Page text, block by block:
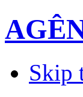
Skip